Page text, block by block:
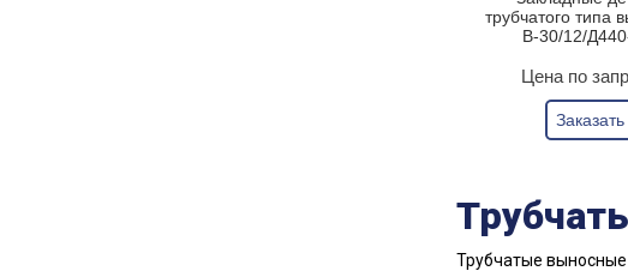
трубчатого типа
В-30/12/
Цена по
Заказать
Трубчатые